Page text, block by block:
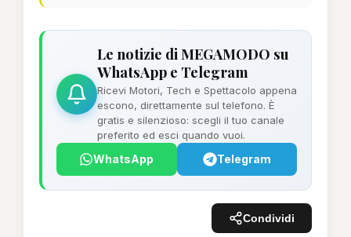
Le notizie di MEGAMODO su
WhatsApp e Telegram
Ricevi Motori, Tech e Spettacolo appena
escono, direttamente sul telefono. È
gratis e silenzioso: scegli il tuo canale
preferito ed esci quando vuoi.
WhatsApp Telegram
Condividi